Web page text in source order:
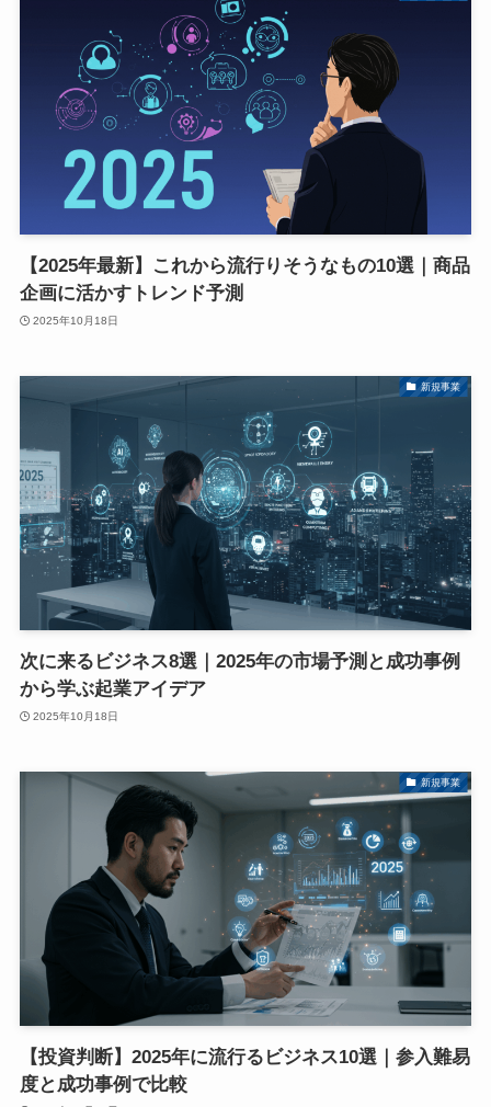
【2025年最新】これから流行りそうなもの10選｜商品
企画に活かすトレンド予測
2025年10月18日
新規事業
次に来るビジネス8選｜2025年の市場予測と成功事例
から学ぶ起業アイデア
2025年10月18日
新規事業
【投資判断】2025年に流行るビジネス10選｜参入難易
度と成功事例で比較